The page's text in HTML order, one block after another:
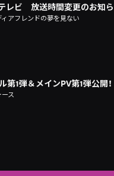
テレビ 放送時間変更のお知
アフレンドの夢を見ない
第1弾＆メインPV第1弾公開！
ス